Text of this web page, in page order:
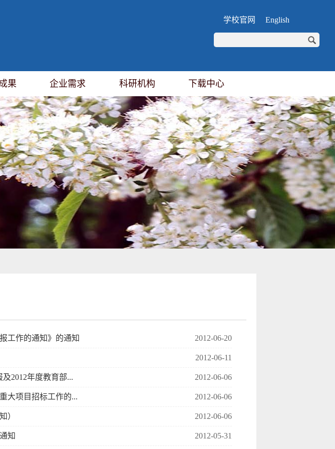
学校官网 English
果 企业需求 科研机构 下载中心
工作的通知》的通知 2012-06-20
2012-06-11
2012年度教育部... 2012-06-06
大项目招标工作的... 2012-06-06
） 2012-06-06
知 2012-05-31